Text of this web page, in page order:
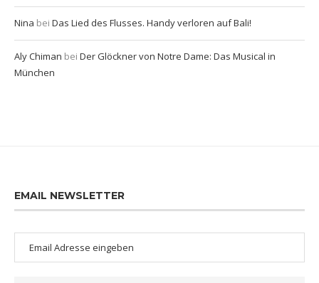
Nina bei Das Lied des Flusses. Handy verloren auf Bali!
Aly Chiman bei Der Glöckner von Notre Dame: Das Musical in
München
EMAIL NEWSLETTER